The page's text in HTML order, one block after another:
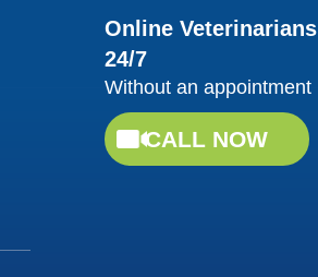
Alimentazione per cani e
natura: la dieta BARF
Online Veterinarians
24/7
Without an appointment
CALL NOW